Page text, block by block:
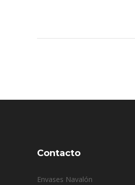
Contacto
Envases Navalón